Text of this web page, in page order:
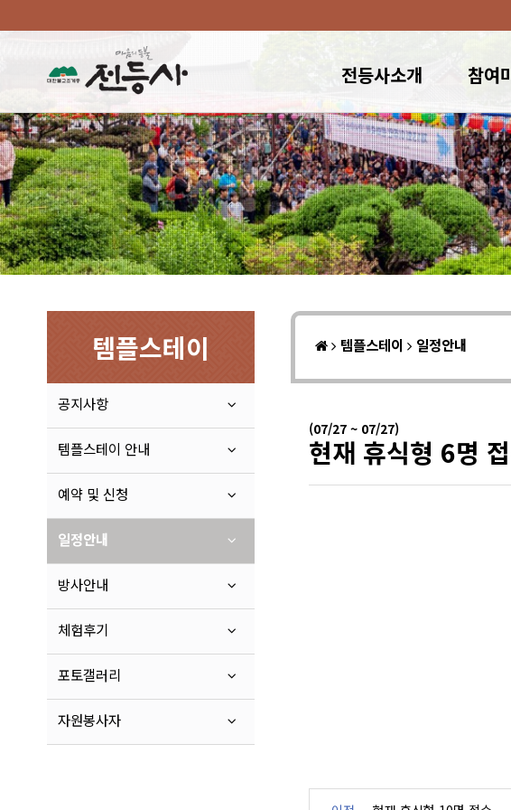
전등사소개 참여
템플스테이
공지사항
템플스테이 안내
예약 및 신청
일정안내
방사안내
체험후기
포토갤러리
자원봉사자
템플스테이 일정안내
(07/27 ~ 07/27)
현재 휴식형 6명